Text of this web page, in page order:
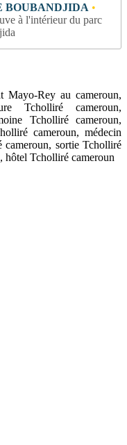
BOUBANDJIDA •
à l'intérieur du parc
Mayo-Rey au cameroun,
Tcholliré cameroun,
Tcholliré cameroun,
cameroun, médecin
sortie Tcholliré
hôtel Tcholliré cameroun